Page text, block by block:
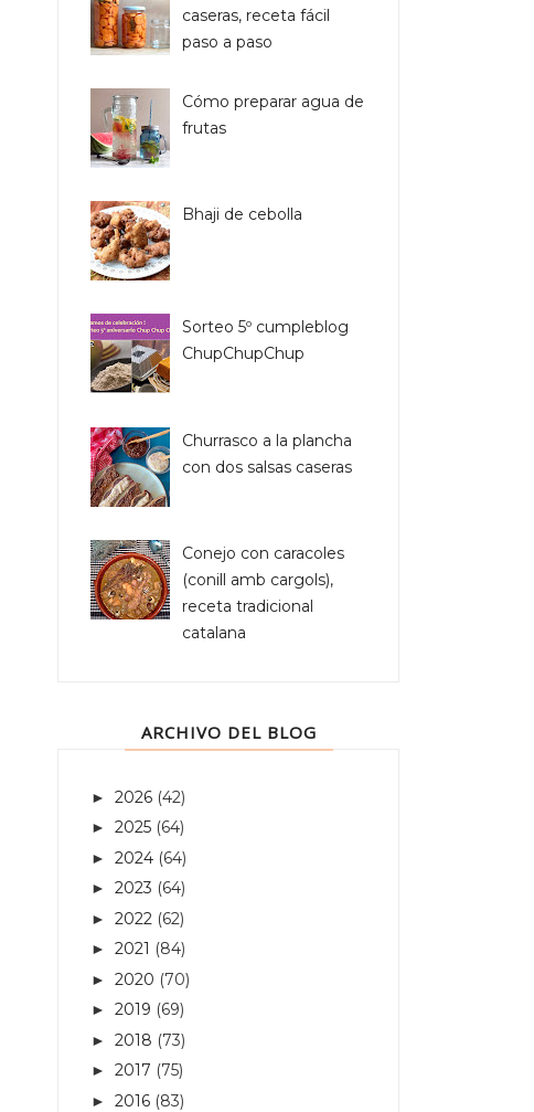
caseras, receta fácil
paso a paso
Cómo preparar agua de
frutas
Bhaji de cebolla
Sorteo 5º cumpleblog
ChupChupChup
Churrasco a la plancha
con dos salsas caseras
Conejo con caracoles
(conill amb cargols),
receta tradicional
catalana
ARCHIVO DEL BLOG
► 2026 (42)
► 2025 (64)
► 2024 (64)
► 2023 (64)
► 2022 (62)
► 2021 (84)
► 2020 (70)
► 2019 (69)
► 2018 (73)
► 2017 (75)
► 2016 (83)